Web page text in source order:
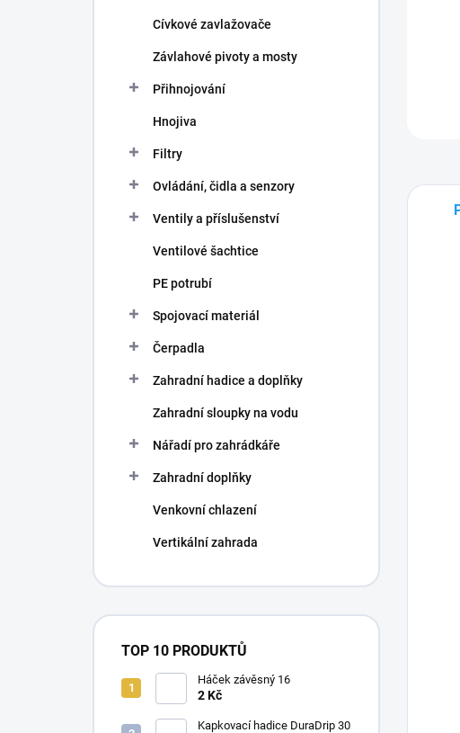
Cívkové zavlažovače
Závlahové pivoty a mosty
Přihnojování
Hnojiva
Filtry
Ovládání, čidla a senzory
Ventily a příslušenství
Ventilové šachtice
PE potrubí
Spojovací materiál
Čerpadla
Zahradní hadice a doplňky
Zahradní sloupky na vodu
Nářadí pro zahrádkáře
Zahradní doplňky
Venkovní chlazení
Vertikální zahrada
TOP 10 PRODUKTŮ
Háček závěsný 16
2 Kč
Kapkovací hadice DuraDrip 30